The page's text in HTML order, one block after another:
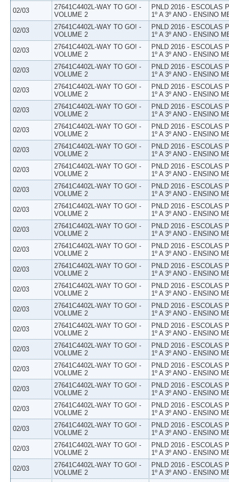
02/03
27641C4402L-WAY TO GO! -
VOLUME 2
PNLD 2016 - ESCOLAS
1º A 3º ANO - ENSINO
02/03
27641C4402L-WAY TO GO! -
VOLUME 2
PNLD 2016 - ESCOLAS
1º A 3º ANO - ENSINO
02/03
27641C4402L-WAY TO GO! -
VOLUME 2
PNLD 2016 - ESCOLAS
1º A 3º ANO - ENSINO
02/03
27641C4402L-WAY TO GO! -
VOLUME 2
PNLD 2016 - ESCOLAS
1º A 3º ANO - ENSINO
02/03
27641C4402L-WAY TO GO! -
VOLUME 2
PNLD 2016 - ESCOLAS
1º A 3º ANO - ENSINO
02/03
27641C4402L-WAY TO GO! -
VOLUME 2
PNLD 2016 - ESCOLAS
1º A 3º ANO - ENSINO
02/03
27641C4402L-WAY TO GO! -
VOLUME 2
PNLD 2016 - ESCOLAS
1º A 3º ANO - ENSINO
02/03
27641C4402L-WAY TO GO! -
VOLUME 2
PNLD 2016 - ESCOLAS
1º A 3º ANO - ENSINO
02/03
27641C4402L-WAY TO GO! -
VOLUME 2
PNLD 2016 - ESCOLAS
1º A 3º ANO - ENSINO
02/03
27641C4402L-WAY TO GO! -
VOLUME 2
PNLD 2016 - ESCOLAS
1º A 3º ANO - ENSINO
02/03
27641C4402L-WAY TO GO! -
VOLUME 2
PNLD 2016 - ESCOLAS
1º A 3º ANO - ENSINO
02/03
27641C4402L-WAY TO GO! -
VOLUME 2
PNLD 2016 - ESCOLAS
1º A 3º ANO - ENSINO
02/03
27641C4402L-WAY TO GO! -
VOLUME 2
PNLD 2016 - ESCOLAS
1º A 3º ANO - ENSINO
02/03
27641C4402L-WAY TO GO! -
VOLUME 2
PNLD 2016 - ESCOLAS
1º A 3º ANO - ENSINO
02/03
27641C4402L-WAY TO GO! -
VOLUME 2
PNLD 2016 - ESCOLAS
1º A 3º ANO - ENSINO
02/03
27641C4402L-WAY TO GO! -
VOLUME 2
PNLD 2016 - ESCOLAS
1º A 3º ANO - ENSINO
02/03
27641C4402L-WAY TO GO! -
VOLUME 2
PNLD 2016 - ESCOLAS
1º A 3º ANO - ENSINO
02/03
27641C4402L-WAY TO GO! -
VOLUME 2
PNLD 2016 - ESCOLAS
1º A 3º ANO - ENSINO
02/03
27641C4402L-WAY TO GO! -
VOLUME 2
PNLD 2016 - ESCOLAS
1º A 3º ANO - ENSINO
02/03
27641C4402L-WAY TO GO! -
VOLUME 2
PNLD 2016 - ESCOLAS
1º A 3º ANO - ENSINO
02/03
27641C4402L-WAY TO GO! -
VOLUME 2
PNLD 2016 - ESCOLAS
1º A 3º ANO - ENSINO
02/03
27641C4402L-WAY TO GO! -
VOLUME 2
PNLD 2016 - ESCOLAS
1º A 3º ANO - ENSINO
02/03
27641C4402L-WAY TO GO! -
VOLUME 2
PNLD 2016 - ESCOLAS
1º A 3º ANO - ENSINO
02/03
27641C4402L-WAY TO GO! -
VOLUME 2
PNLD 2016 - ESCOLAS
1º A 3º ANO - ENSINO